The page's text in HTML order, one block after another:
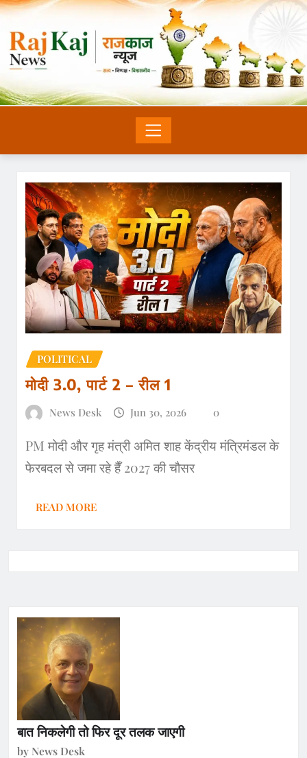
POLITICAL
मोदी 3.0, पार्ट 2 – रील 1
News Desk Jun 30, 2026 0
PM मोदी और गृह मंत्री अमित शाह केंद्रीय मंत्रिमंडल के
फेरबदल से जमा रहे हैँ 2027 की चौसर
READ MORE
बात निकलेगी तो फिर दूर तलक जाएगी
by News Desk